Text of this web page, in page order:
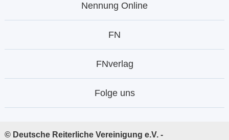
Nennung Online
FN
FNverlag
Folge uns
© Deutsche Reiterliche Vereinigung e.V. -